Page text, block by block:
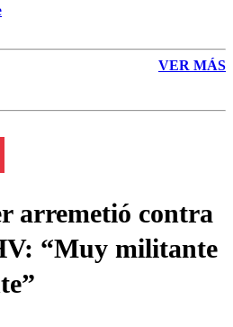
VER MÁS
arremetió contra
“Muy militante